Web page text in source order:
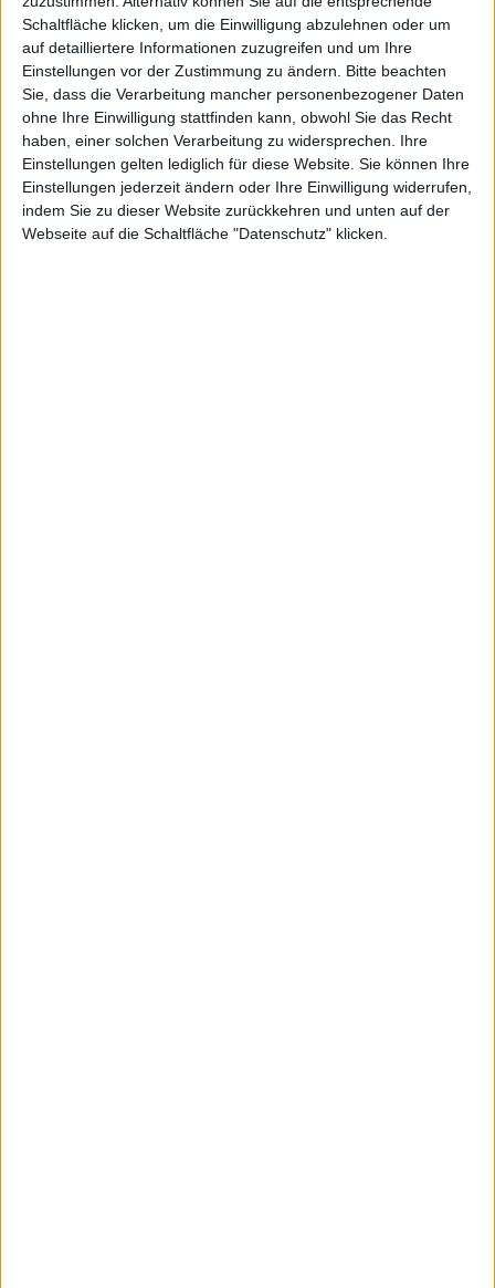
Schaltfläche klicken, um die Einwilligung abzulehnen oder um
auf detailliertere Informationen zuzugreifen und um Ihre
Einstellungen vor der Zustimmung zu ändern.
Bitte beachten
Sie, dass die Verarbeitung mancher personenbezogener Daten
ohne Ihre Einwilligung stattfinden kann, obwohl Sie das Recht
haben, einer solchen Verarbeitung zu widersprechen. Ihre
Einstellungen gelten lediglich für diese Website. Sie können Ihre
Einstellungen jederzeit ändern oder Ihre Einwilligung widerrufen,
indem Sie zu dieser Website zurückkehren und unten auf der
Webseite auf die Schaltfläche "Datenschutz" klicken.
YTD in %: 0,00
52W in %:
IPO Preis €: 7,80
Datum IPO (Erstnotiz): 30.04.2026